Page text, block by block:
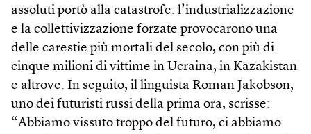
assoluti portò alla catastrofe: l’industrializzazione
e la collettivizzazione forzate provocarono una
delle carestie più mortali del secolo, con più di
cinque milioni di vittime in Ucraina, in Kazakistan
e altrove. In seguito, il linguista Roman Jakobson,
uno dei futuristi russi della prima ora, scrisse:
“Abbiamo vissuto troppo del futuro, ci abbiamo